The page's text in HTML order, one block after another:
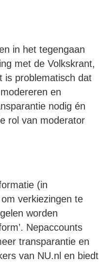
in het tegengaan
met de Volkskrant,
is problematisch dat
en
nodig én
rol van moderator
(in
verkiezingen te
worden
Nepaccounts
transparantie en
van NU.nl en biedt